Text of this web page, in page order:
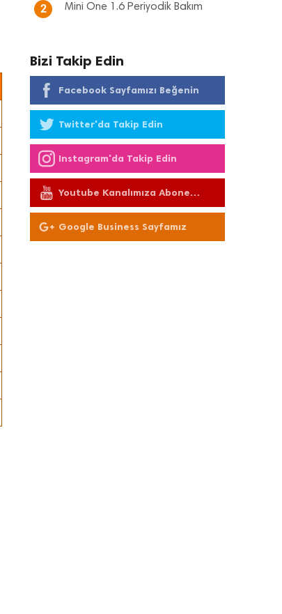
2 Mini One 1.6 Periyodik Bakım
Bizi Takip Edin
Facebook Sayfamızı Beğenin
Twitter'da Takip Edin
Instagram'da Takip Edin
Youtube Kanalımıza Abone
Olun
Google Business Sayfamız